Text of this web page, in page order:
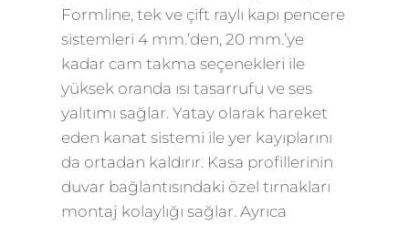
Formline, tek ve çift raylı kapı pencere
sistemleri 4 mm.’den, 20 mm.’ye
kadar cam takma seçenekleri ile
yüksek oranda ısı tasarrufu ve ses
yalıtımı sağlar. Yatay olarak hareket
eden kanat sistemi ile yer kayıplarını
da ortadan kaldırır. Kasa profillerinin
duvar bağlantısındaki özel tırnakları
montaj kolaylığı sağlar. Ayrıca